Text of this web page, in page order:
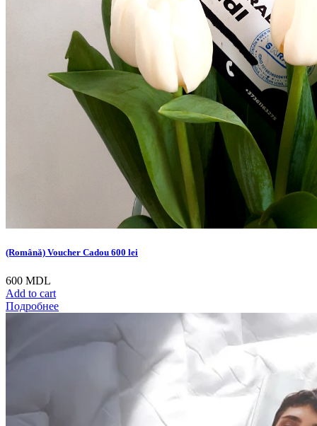
(Română) Voucher Cadou 600 lei
600 MDL
Add to cart
Подробнее